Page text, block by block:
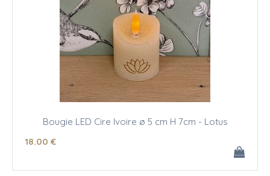
Bougie LED Cire Ivoire ø 5 cm H 7cm - Lotus
18.00 €